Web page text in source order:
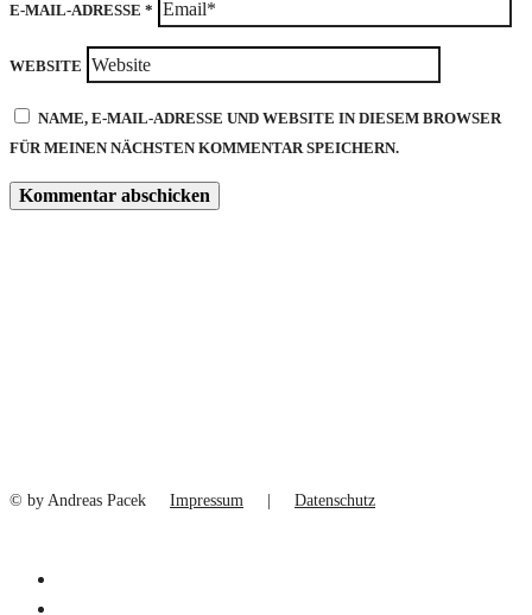
E-MAIL-ADRESSE *
WEBSITE
NAME, E-MAIL-ADRESSE UND WEBSITE IN DIESEM BROWSER
FÜR MEINEN NÄCHSTEN KOMMENTAR SPEICHERN.
© by Andreas Pacek Impressum Datenschutz